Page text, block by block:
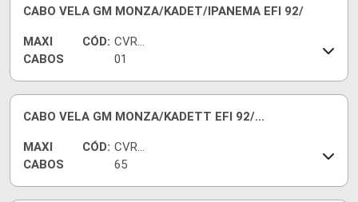
CABO VELA GM MONZA/KADET/IPANEMA EFI 92/
MAXI
CABOS
CÓD: CVRG
01
CABO VELA GM MONZA/KADETT EFI 92/...
MAXI
CABOS
CÓD: CVRG
65